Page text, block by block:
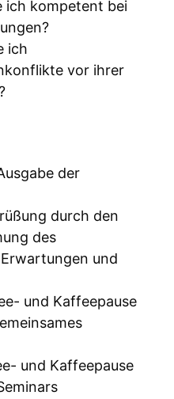
ich kompetent bei
ich
vor ihrer
der
durch den
des
und
und Kaffeepause
und Kaffeepause